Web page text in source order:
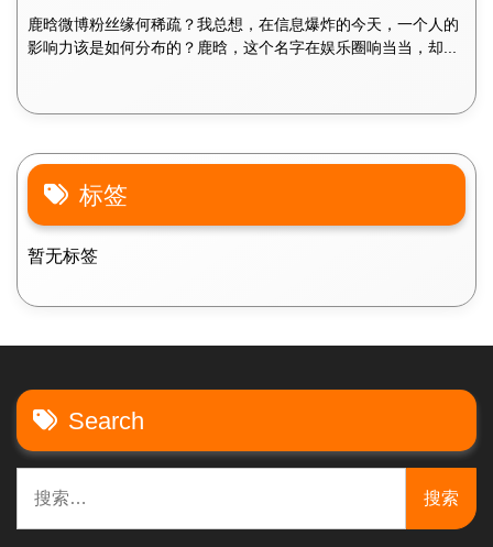
鹿晗微博粉丝缘何稀疏？我总想，在信息爆炸的今天，一个人的
影响力该是如何分布的？鹿晗，这个名字在娱乐圈响当当，却...
标签
暂无标签
Search
索：